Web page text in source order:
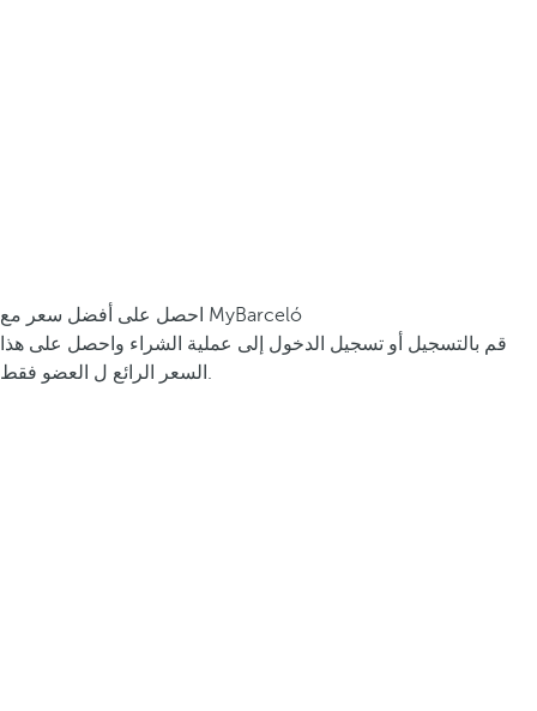
احصل على أفضل سعر مع MyBarceló
قم بالتسجيل أو تسجيل الدخول إلى عملية الشراء واحصل على هذا
السعر الرائع ل العضو فقط.